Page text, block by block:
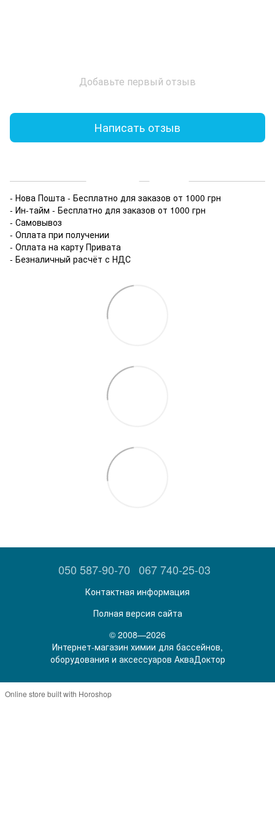
Добавьте первый отзыв
Написать отзыв
- Нова Пошта - Бесплатно для заказов от 1000 грн
- Ин-тайм - Бесплатно для заказов от 1000 грн
- Самовывоз
- Оплата при получении
- Оплата на карту Привата
- Безналичный расчёт с НДС
050 587-90-70 067 740-25-03
Контактная информация
Полная версия сайта
© 2008—2026
Интернет-магазин химии для бассейнов,
оборудования и аксессуаров АкваДоктор
Online store built with Horoshop